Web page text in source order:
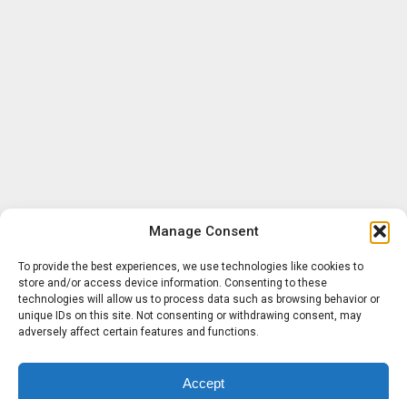
Manage Consent
To provide the best experiences, we use technologies like cookies to
store and/or access device information. Consenting to these
technologies will allow us to process data such as browsing behavior or
unique IDs on this site. Not consenting or withdrawing consent, may
adversely affect certain features and functions.
Accept